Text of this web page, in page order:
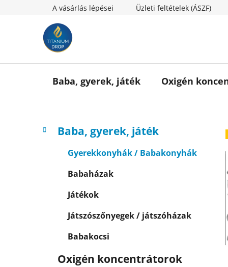
tartalomhoz
A vásárlás lépései Üzleti feltételek (ÁSZF)
Baba, gyerek, játék Oxigén
O
Kategóriák
átugrása
K
a
Baba, gyerek, játék
Gyerekkonyhák / Babakonyhák
Babaházak
Játékok
Játszószőnyegek / játszóházak
Babakocsi
Oxigén koncentrátorok